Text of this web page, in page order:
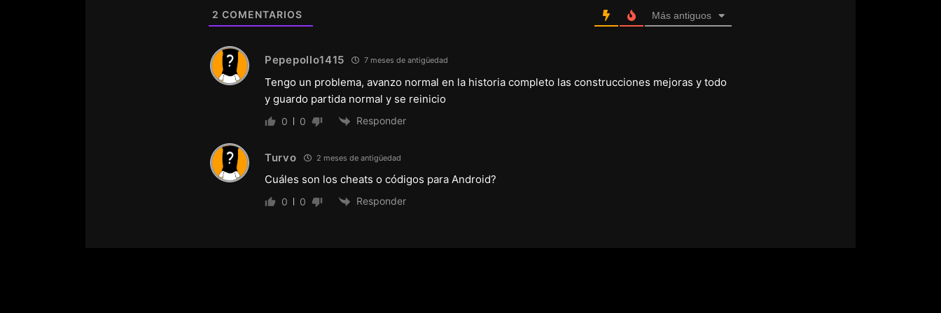
2 COMENTARIOS Más antiguos
Pepepollo1415 7 meses de antigüedad
Tengo un problema, avanzo normal en la historia completo las construcciones mejoras y todo
y guardo partida normal y se reinicio
0 0 Responder
Turvo 2 meses de antigüedad
Cuáles son los cheats o códigos para Android?
0 0 Responder